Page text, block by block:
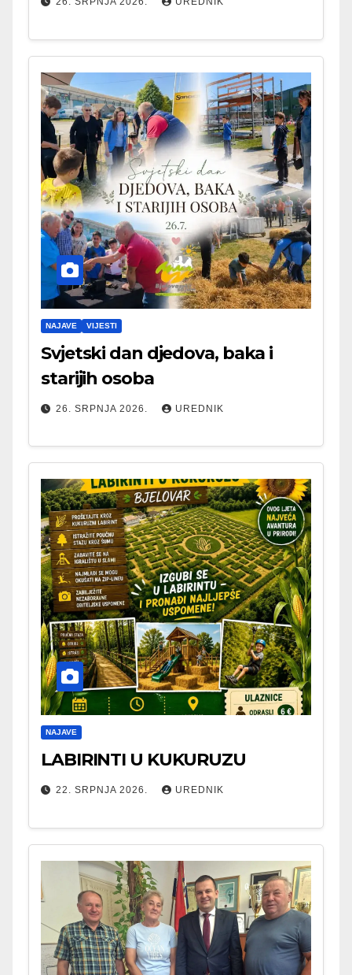
NAJAVE VIJESTI
Svjetski dan djedova, baka i
starijih osoba
26. SRPNJA 2026. UREDNIK
NAJAVE
LABIRINTI U KUKURUZU
22. SRPNJA 2026. UREDNIK